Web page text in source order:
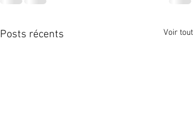
Posts récents Voir tout